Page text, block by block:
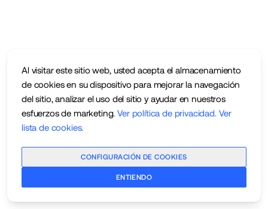
Al visitar este sitio web, usted acepta el almacenamiento
de cookies en su dispositivo para mejorar la navegación
del sitio, analizar el uso del sitio y ayudar en nuestros
esfuerzos de marketing.Ver política de privacidad. Ver
lista de cookies.
CONFIGURACIÓN DE COOKIES
ENTIENDO